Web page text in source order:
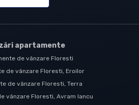
apartamente
de vânzare Floresti
de vânzare Floresti, Eroilor
de vânzare Floresti, Terra
vânzare Floresti, Avram Iancu